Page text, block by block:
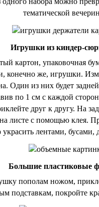
тематической
Игрушки из киндер-
картон, упаковочная
же, игрушки.
Один из них будет
по 1 см с каждой
друг к другу. На
листе с помощью клея.
лентами,
Большие пластиковые
пополам ножом,
подставкам, покройте